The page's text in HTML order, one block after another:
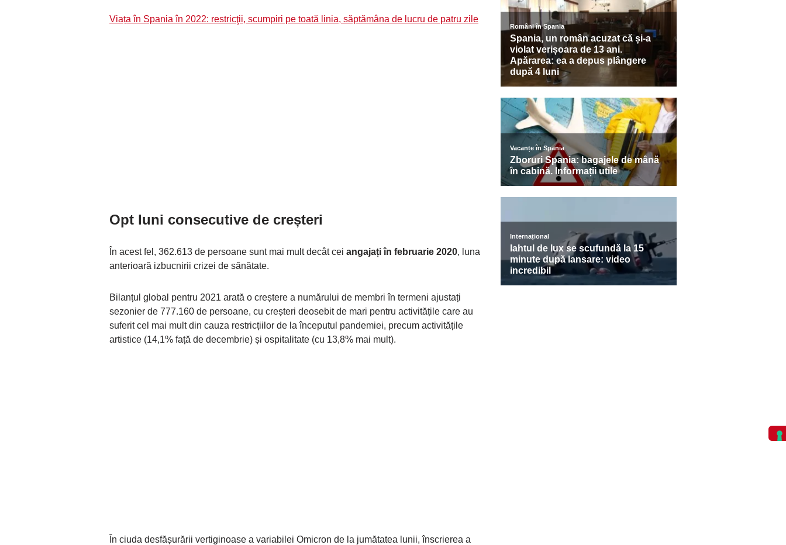
Viața în Spania în 2022: restricţii, scumpiri pe toată linia, săptămâna de lucru de patru zile
Opt luni consecutive de creșteri
În acest fel, 362.613 de persoane sunt mai mult decât cei angajați în februarie 2020, luna
anterioară izbucnirii crizei de sănătate.
Bilanțul global pentru 2021 arată o creștere a numărului de membri în termeni ajustați
sezonier de 777.160 de persoane, cu creșteri deosebit de mari pentru activitățile care au
suferit cel mai mult din cauza restricțiilor de la începutul pandemiei, precum activitățile
artistice (14,1% față de decembrie) și ospitalitate (cu 13,8% mai mult).
În ciuda desfășurării vertiginoase a variabilei Omicron de la jumătatea lunii, înscrierea a